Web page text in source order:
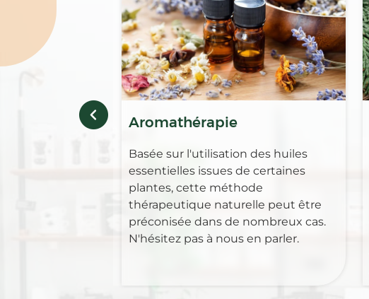
Aromathérapie
Basée sur l'utilisation des huiles
essentielles issues de certaines
plantes, cette méthode
thérapeutique naturelle peut être
préconisée dans de nombreux cas.
N'hésitez pas à nous en parler.